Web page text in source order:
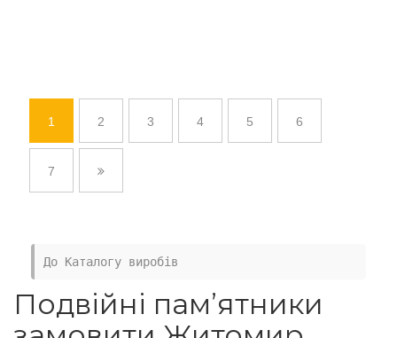
1 2 3 4 5 6
7
До Каталогу виробів
Подвійні пам’ятники